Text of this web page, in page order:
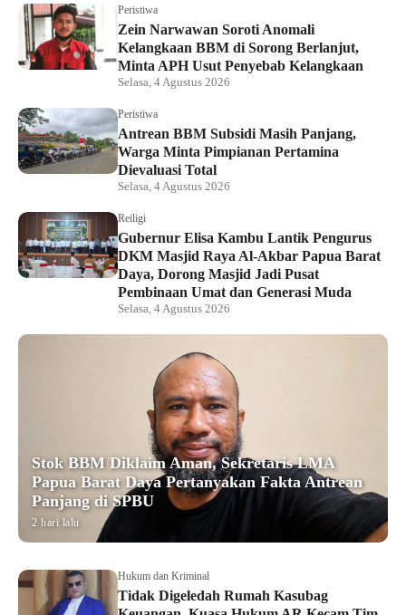
Peristiwa
Zein Narwawan Soroti Anomali
Kelangkaan BBM di Sorong Berlanjut,
Minta APH Usut Penyebab Kelangkaan
Selasa, 4 Agustus 2026
Peristiwa
Antrean BBM Subsidi Masih Panjang,
Warga Minta Pimpianan Pertamina
Dievaluasi Total
Selasa, 4 Agustus 2026
Reiligi
Gubernur Elisa Kambu Lantik Pengurus
DKM Masjid Raya Al-Akbar Papua Barat
Daya, Dorong Masjid Jadi Pusat
Pembinaan Umat dan Generasi Muda
Selasa, 4 Agustus 2026
Stok BBM Diklaim Aman, Sekretaris LMA
Papua Barat Daya Pertanyakan Fakta Antrean
Panjang di SPBU
2 hari lalu
Hukum dan Kriminal
Tidak Digeledah Rumah Kasubag